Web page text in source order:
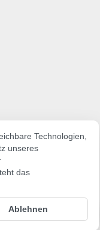
Technologien,
unseres
das
Ablehnen